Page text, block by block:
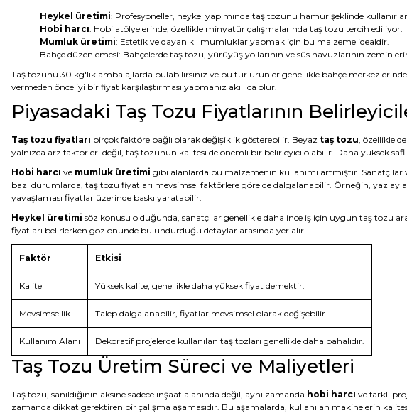
Heykel üretimi: Profesyoneller, heykel yapımında taş tozunu hamur şeklinde kullanırlar.
Hobi harcı: Hobi atölyelerinde, özellikle minyatür çalışmalarında taş tozu tercih ediliyor.
Mumluk üretimi: Estetik ve dayanıklı mumluklar yapmak için bu malzeme idealdir.
Bahçe düzenlemesi: Bahçelerde taş tozu, yürüyüş yollarının ve süs havuzlarının
Taş tozunu 30 kg'lık ambalajlarda bulabilirsiniz ve bu tür ürünler genellikle bahçe merkezlerinde
vermeden önce iyi bir fiyat karşılaştırması yapmanız akıllıca olur.
Piyasadaki Taş Tozu Fiyatlarının
Taş tozu fiyatları birçok faktöre bağlı olarak değişiklik gösterebilir. Beyaz taş tozu , özellikle
yalnızca arz faktörleri değil, taş tozunun kalitesi de önemli bir belirleyici olabilir. Daha yüksek
Hobi harcı ve mumluk üretimi gibi alanlarda bu malzemenin kullanımı artmıştır.
bazı durumlarda, taş tozu fiyatları mevsimsel faktörlere göre de dalgalanabilir. Örneğin, yaz
yavaşlaması fiyatlar üzerinde baskı yaratabilir.
Heykel üretimi söz konusu olduğunda, sanatçılar genellikle daha ince iş için uygun taş tozu
fiyatları belirlerken göz önünde bulundurduğu detaylar arasında yer alır.
Faktör Etkisi
Kalite Yüksek kalite, genellikle daha yüksek fiyat demektir.
Mevsimsellik Talep dalgalanabilir, fiyatlar mevsimsel olarak değişebilir.
Kullanım Alanı Dekoratif projelerde kullanılan taş tozları genellikle daha pahalıdır.
Taş Tozu Üretim Süreci ve Maliyetleri
Taş tozu, sanıldığının aksine sadece inşaat alanında değil, aynı zamanda hobi harcı ve farklı
zamanda dikkat gerektiren bir çalışma aşamasıdır. Bu aşamalarda, kullanılan makinelerin